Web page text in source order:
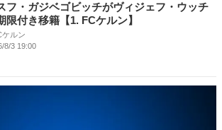
フ・ガジベゴビッチがヴィジェフ・ウッチ
限付き移籍【1. FCケルン】
ケルン
8/3 19:00